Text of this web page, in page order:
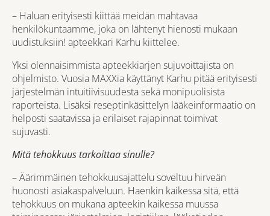
– Haluan erityisesti kiittää meidän mahtavaa
henkilökuntaamme, joka on lähtenyt hienosti mukaan
uudistuksiin! apteekkari Karhu kiittelee.
Yksi olennaisimmista apteekkiarjen sujuvoittajista on
ohjelmisto. Vuosia MAXXia käyttänyt Karhu pitää erityisesti
järjestelmän intuitiivisuudesta sekä monipuolisista
raporteista. Lisäksi reseptinkäsittelyn lääkeinformaatio on
helposti saatavissa ja erilaiset rajapinnat toimivat
sujuvasti.
Mitä tehokkuus tarkoittaa sinulle?
– Äärimmäinen tehokkuusajattelu soveltuu hirveän
huonosti asiakaspalveluun. Haenkin kaikessa sitä, että
tehokkuus on mukana apteekin kaikessa muussa